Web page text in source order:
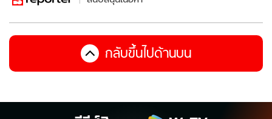
กลับขึ้นไปด้านบน